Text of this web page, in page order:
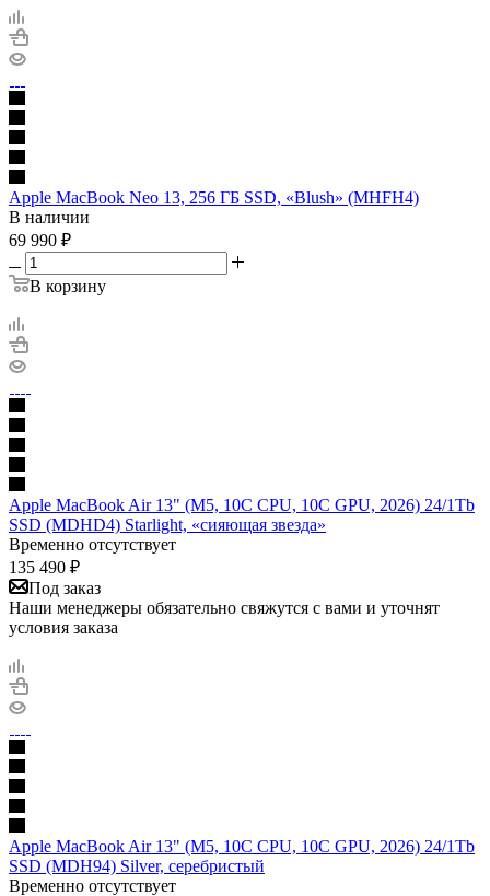
Apple MacBook Neo 13, 256 ГБ SSD, «Blush» (MHFH4)
В наличии
69 990 ₽
В корзину
Apple MacBook Air 13" (M5, 10C CPU, 10C GPU, 2026) 24/1Tb
SSD (MDHD4) Starlight, «сияющая звезда»
Временно отсутствует
135 490 ₽
Под заказ
Наши менеджеры обязательно свяжутся с вами и уточнят
условия заказа
Apple MacBook Air 13" (M5, 10C CPU, 10C GPU, 2026) 24/1Tb
SSD (MDH94) Silver, серебристый
Временно отсутствует